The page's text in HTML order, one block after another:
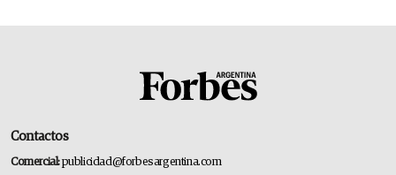
Contactos
Comercial:publicidad@forbesargentina.com